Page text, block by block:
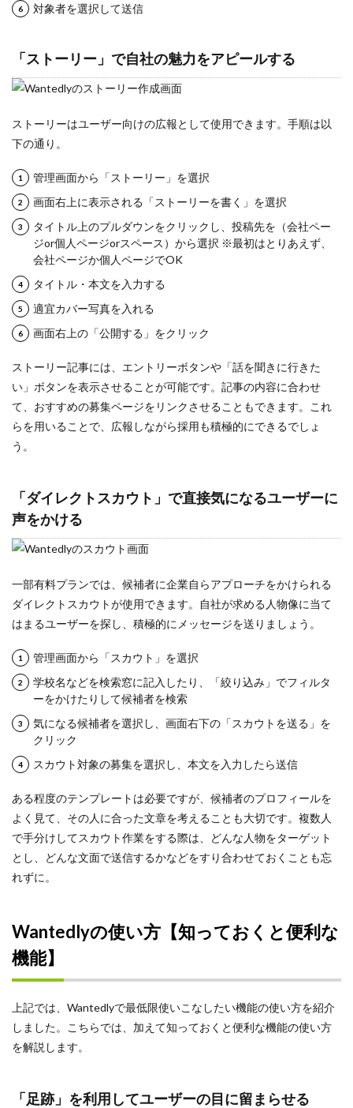
対象者を選択して送信
「ストーリー」で自社の魅力をアピールする
ストーリーはユーザー向けの広報として使用できます。手順は以
下の通り。
管理画面から「ストーリー」を選択
画面右上に表示される「ストーリーを書く」を選択
タイトル上のプルダウンをクリックし、投稿先を（会社ペー
ジor個人ページorスペース）から選択 ※最初はとりあえず、
会社ページか個人ページでOK
タイトル・本文を入力する
適宜カバー写真を入れる
画面右上の「公開する」をクリック
ストーリー記事には、エントリーボタンや「話を聞きに行きた
い」ボタンを表示させることが可能です。記事の内容に合わせ
て、おすすめの募集ページをリンクさせることもできます。これ
らを用いることで、広報しながら採用も積極的にできるでしょ
う。
「ダイレクトスカウト」で直接気になるユーザーに
声をかける
一部有料プランでは、候補者に企業自らアプローチをかけられる
ダイレクトスカウトが使用できます。自社が求める人物像に当て
はまるユーザーを探し、積極的にメッセージを送りましょう。
管理画面から「スカウト」を選択
学校名などを検索窓に記入したり、「絞り込み」でフィルタ
ーをかけたりして候補者を検索
気になる候補者を選択し、画面右下の「スカウトを送る」を
クリック
スカウト対象の募集を選択し、本文を入力したら送信
ある程度のテンプレートは必要ですが、候補者のプロフィールを
よく見て、その人に合った文章を考えることも大切です。複数人
で手分けしてスカウト作業をする際は、どんな人物をターゲット
とし、どんな文面で送信するかなどをすり合わせておくことも忘
れずに。
Wantedlyの使い方【知っておくと便利な
機能】
上記では、Wantedlyで最低限使いこなしたい機能の使い方を紹介
しました。こちらでは、加えて知っておくと便利な機能の使い方
を解説します。
「足跡」を利用してユーザーの目に留まらせる